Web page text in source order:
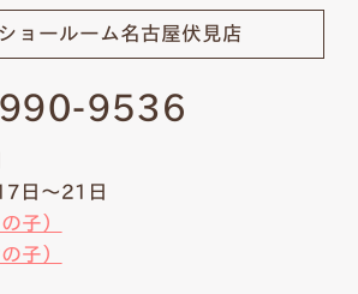
ョールーム名古屋伏見店
9536
日～21日
子）
子）